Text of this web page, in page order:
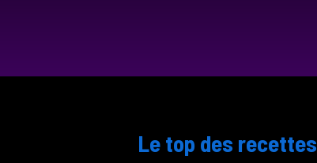
Le top des recettes